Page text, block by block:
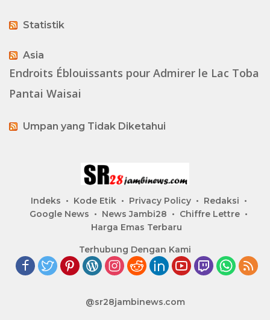
Statistik
Asia
Endroits Éblouissants pour Admirer le Lac Toba
Pantai Waisai
Umpan yang Tidak Diketahui
Indeks Kode Etik Privacy Policy
Redaksi
Google News
News Jambi28
Chiffre Lettre
Harga Emas Terbaru
Terhubung Dengan Kami
@sr28jambinews.com